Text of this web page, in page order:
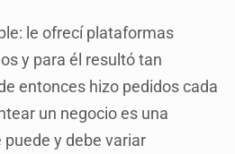
le ofrecí plataformas
y para él resultó tan
entonces hizo pedidos cada
un negocio es una
y debe variar